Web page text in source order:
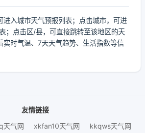
进入城市天气预报列表；点击城市，可进
；点击区/县，可直接跳转至该地区的天
实时气温、7天天气趋势、生活指数等信
友情链接
天气网 xkfan10天气网 kkqws天气网